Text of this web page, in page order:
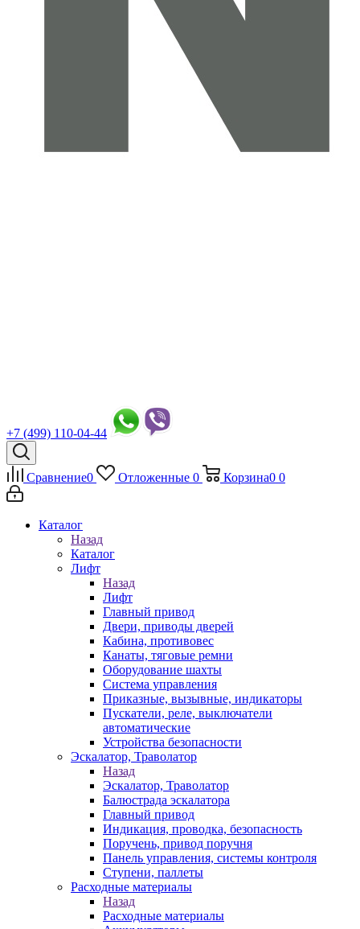
+7 (499) 110-04-44
Сравнение0 Отложенные 0 Корзина0 0
Каталог
Назад
Каталог
Лифт
Назад
Лифт
Главный привод
Двери, приводы дверей
Кабина, противовес
Канаты, тяговые ремни
Оборудование шахты
Система управления
Приказные, вызывные, индикаторы
Пускатели, реле, выключатели
автоматические
Устройства безопасности
Эскалатор, Траволатор
Назад
Эскалатор, Траволатор
Балюстрада эскалатора
Главный привод
Индикация, проводка, безопасность
Поручень, привод поручня
Панель управления, системы контроля
Ступени, паллеты
Расходные материалы
Назад
Расходные материалы